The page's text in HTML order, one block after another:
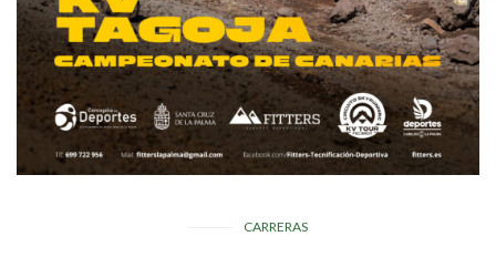
CARRERAS